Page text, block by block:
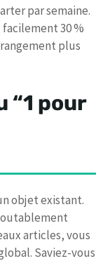
par semaine.
30 %
plus
“1 pour
objet existant.
articles, vous
Saviez-vous